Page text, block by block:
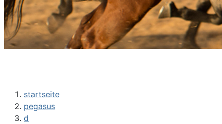
startseite
pegasus
d